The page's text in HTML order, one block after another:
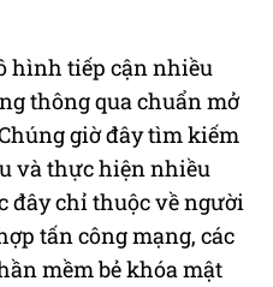
hình tiếp cận nhiều
thông qua chuẩn mở
giờ đây tìm kiếm
và thực hiện nhiều
đây chỉ thuộc về người
tấn công mạng, các
mềm bẻ khóa mật